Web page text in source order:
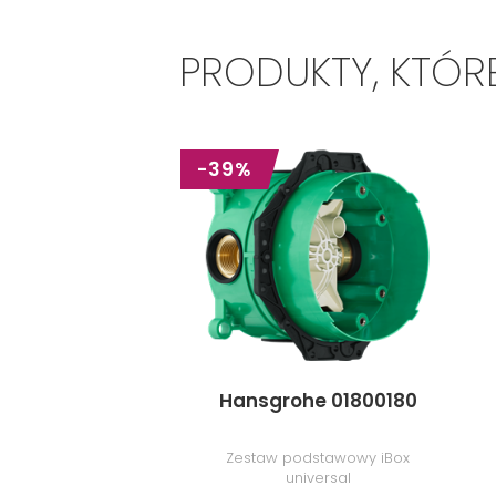
PRODUKTY,
-39%
Hansgrohe 01800180
Zestaw podstawowy iBox
universal